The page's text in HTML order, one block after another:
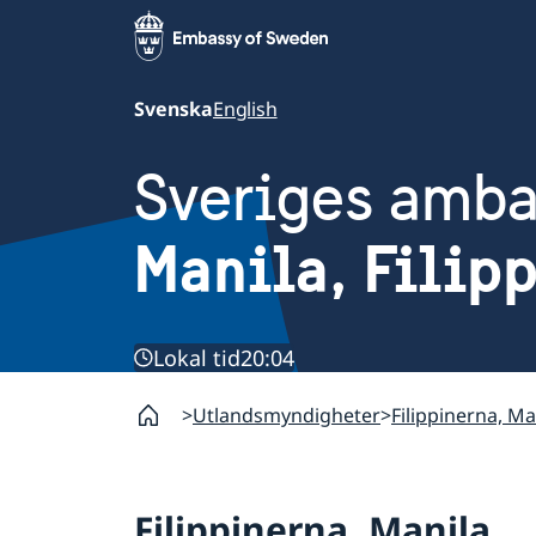
SvenskaEnglish
Sveriges
Manila,
Lokal tid20:04
Utlandsmyndigheter Filippinerna,